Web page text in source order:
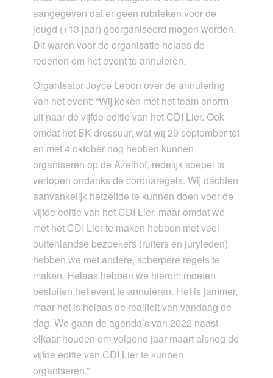
aangegeven dat er geen rubrieken voor de
jeugd (+13 jaar) georganiseerd mogen worden.
Dit waren voor de organisatie helaas de
redenen om het event te annuleren.
Organisator Joyce Lebon over de annulering
van het event: “Wij keken met het team enorm
uit naar de vijfde editie van het CDI Lier. Ook
omdat het BK dressuur, wat wij 29 september tot
en met 4 oktober nog hebben kunnen
organiseren op de Azelhof, redelijk soepel is
verlopen ondanks de coronaregels. Wij dachten
aanvankelijk hetzelfde te kunnen doen voor de
vijfde editie van het CDI Lier, maar omdat we
met het CDI Lier te maken hebben met veel
buitenlandse bezoekers (ruiters en juryleden)
hebben we met andere, scherpere regels te
maken. Helaas hebben we hierom moeten
besluiten het event te annuleren. Het is jammer,
maar het is helaas de realiteit van vandaag de
dag. We gaan de agenda’s van 2022 naast
elkaar houden om volgend jaar maart alsnog de
vijfde editie van CDI Lier te kunnen
organiseren.”